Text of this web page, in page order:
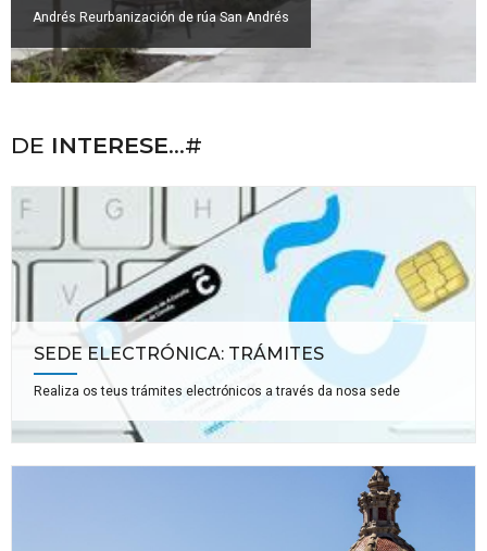
Andrés Reurbanización de rúa San Andrés
DE INTERESE...#
SEDE ELECTRÓNICA: TRÁMITES
Realiza os teus trámites electrónicos a través da nosa sede